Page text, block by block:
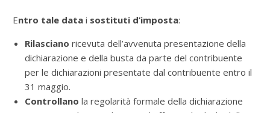
Entro tale data i sostituti d’imposta:
Rilasciano ricevuta dell’avvenuta presentazione della
dichiarazione e della busta da parte del contribuente
per le dichiarazioni presentate dal contribuente entro il
31 maggio.
Controllano la regolarità formale della dichiarazione